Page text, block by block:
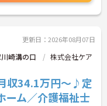
更新日：2026年08月07日
崎溝の口
株式会社ケア
収34.1万円～♪定
ム／介護福祉士